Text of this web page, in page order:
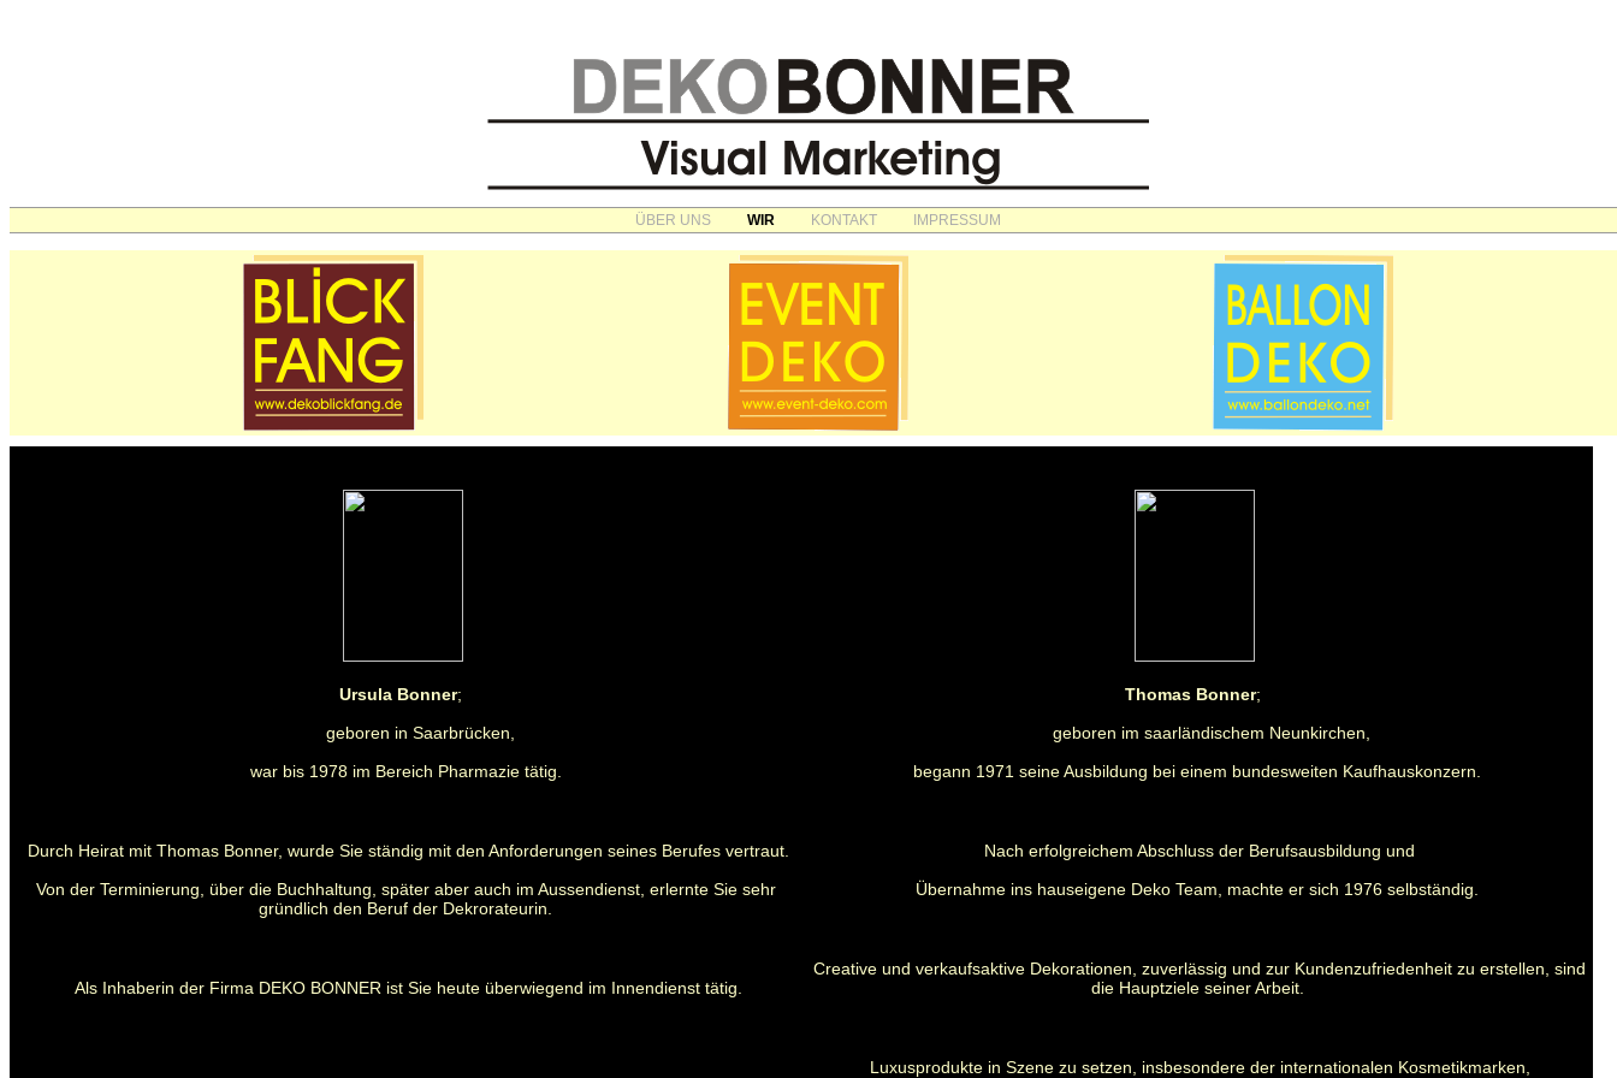
ÜBER UNS WIR KONTAKT IMPRESSUM
Ursula Bonner;
geboren in Saarbrücken,
war bis 1978 im Bereich Pharmazie tätig.
Durch Heirat mit Thomas Bonner, wurde Sie ständig mit den Anforderungen seines Berufes vertraut.
Von der Terminierung, über die Buchhaltung, später aber auch im Aussendienst, erlernte Sie sehr
gründlich den Beruf der Dekrorateurin.
Als Inhaberin der Firma DEKO BONNER ist Sie heute überwiegend im Innendienst tätig.
Thomas Bonner;
geboren im saarländischem Neunkirchen,
begann 1971 seine Ausbildung bei einem bundesweiten Kaufhauskonzern.
Nach erfolgreichem Abschluss der Berufsausbildung und
Übernahme ins hauseigene Deko Team, machte er sich 1976 selbständig.
Creative und verkaufsaktive Dekorationen, zuverlässig und zur Kundenzufriedenheit zu erstellen, sind
die Hauptziele seiner Arbeit.
Luxusprodukte in Szene zu setzen, insbesondere der internationalen Kosmetikmarken,